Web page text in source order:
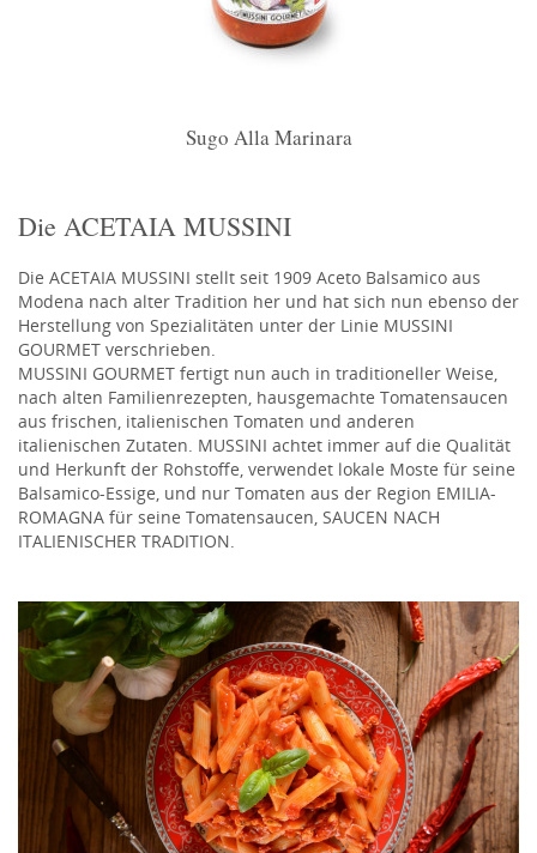
Sugo Alla Marinara
Die ACETAIA MUSSINI
Die ACETAIA MUSSINI stellt seit 1909 Aceto Balsamico aus
Modena nach alter Tradition her und hat sich nun ebenso der
Herstellung von Spezialitäten unter der Linie MUSSINI
GOURMET verschrieben.
MUSSINI GOURMET fertigt nun auch in traditioneller Weise,
nach alten Familienrezepten, hausgemachte Tomatensaucen
aus frischen, italienischen Tomaten und anderen
italienischen Zutaten. MUSSINI achtet immer auf die Qualität
und Herkunft der Rohstoffe, verwendet lokale Moste für seine
Balsamico-Essige, und nur Tomaten aus der Region EMILIA-
ROMAGNA für seine Tomatensaucen, SAUCEN NACH
ITALIENISCHER TRADITION.